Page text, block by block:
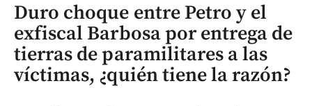
Duro choque entre Petro y el
exfiscal Barbosa por entrega de
tierras de paramilitares a las
víctimas, ¿quién tiene la razón?